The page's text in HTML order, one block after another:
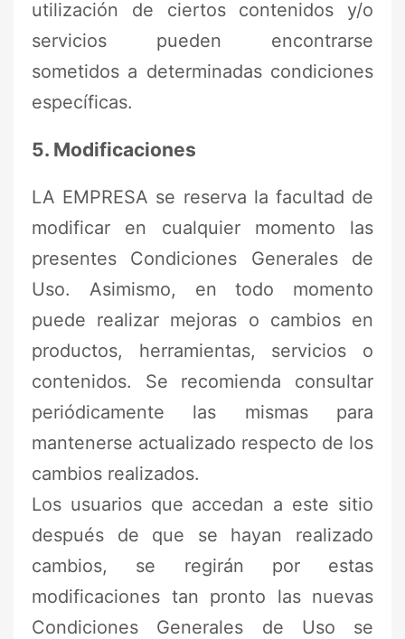
utilización de ciertos contenidos y/o
servicios pueden encontrarse
sometidos a determinadas condiciones
específicas.
5. Modificaciones
LA EMPRESA se reserva la facultad de
modificar en cualquier momento las
presentes Condiciones Generales de
Uso. Asimismo, en todo momento
puede realizar mejoras o cambios en
productos, herramientas, servicios o
contenidos. Se recomienda consultar
periódicamente las mismas para
mantenerse actualizado respecto de los
cambios realizados.
Los usuarios que accedan a este sitio
después de que se hayan realizado
cambios, se regirán por estas
modificaciones tan pronto las nuevas
Condiciones Generales de Uso se